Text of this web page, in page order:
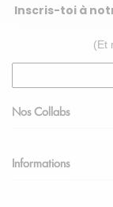
Inscris-toi à
(Et
Nos Collabs
Informations